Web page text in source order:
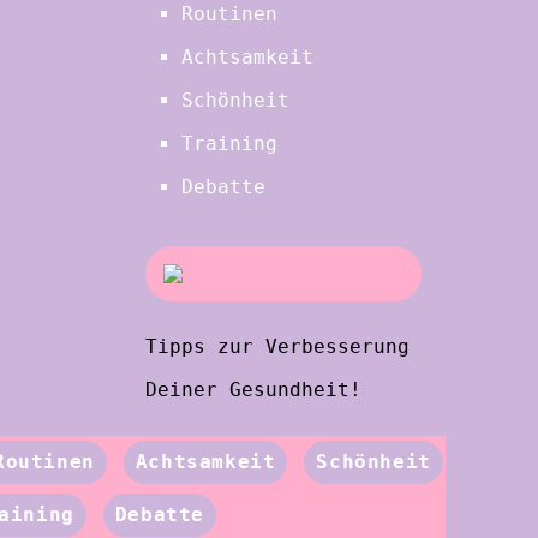
Routinen
Achtsamkeit
Schönheit
Training
Debatte
Tipps zur Verbesserung
Deiner Gesundheit!
Achtsamkeit Schönheit
Debatte